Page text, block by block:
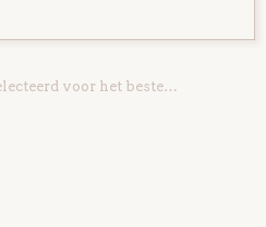
voor het beste…